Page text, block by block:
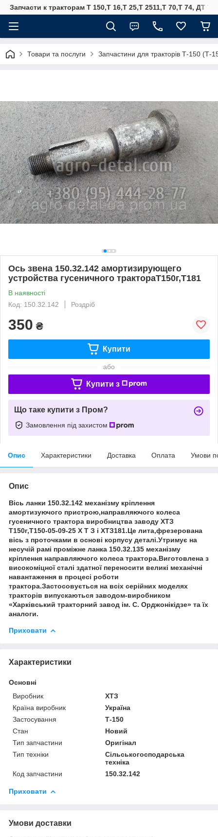
Запчасти к тракторам Т 150,Т 16,Т 25,Т 2511,Т 70,Т 74, ДТ
Товари та послуги Запчастини для тракторів Т-150
Ось звена 150.32.142 амортизирующего
устройства гусеничного трактораТ150г,Т181
В наявності
Код: 150.32.142
Роздріб
350 ₴
Купити
або
Купити з
Що таке купити з Пром?
Замовлення під захистом
Опис Характеристики Доставка Оплата Умови
Опис
Вісь ланки 150.32.142 механізму кріплення
амортизуючого пристрою,направляючого колеса
гусеничного трактора виробництва заводу ХТЗ
Т150г,Т150-05-09-25 Х Т З і ХТЗ181.Це лита,фрезерована
вісь з проточками в основі корпусу деталі.Утримує на
несучій рамі проміжне ланка 150.32.135 механізму
кріплення направляючого колеса трактора.Виготовлена з
високоміцної сталі здатної переносити великі механічні
навантаження в процесі роботи
трактора.Застосовується на всіх серійних моделях
тракторів випускаються заводом-виробником
«Харківський тракторний завод ім. С. Орджонікідзе» та їх
аналоги.
Приховати
Характеристики
Основні
Виробник
ХТЗ
Країна виробник
Україна
Застосування
Т-150
Стан
Новий
Тип запчастини
Оригінал
Тип техніки
Сільськогосподарська
техніка
Код запчастини
150.32.142
Приховати
Умови доставки